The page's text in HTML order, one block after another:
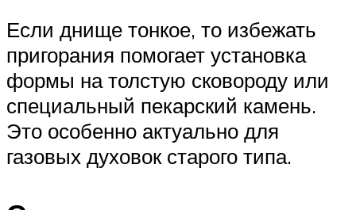
Если днище тонкое, то избежать
пригорания помогает установка
формы на толстую сковороду или
специальный пекарский камень.
Это особенно актуально для
газовых духовок старого типа.